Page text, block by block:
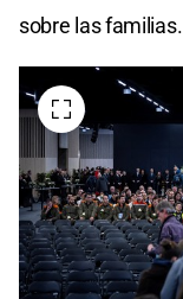
sobre las familias.